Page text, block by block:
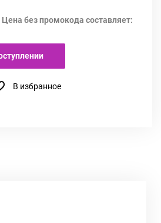
Цена без промокода составляет:
В избранное